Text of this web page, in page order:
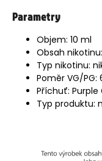
Parametry
Objem: 10 ml
Obsah
Typ nikotinu:
Poměr VG/
Příchuť: Purple
Typ produktu: